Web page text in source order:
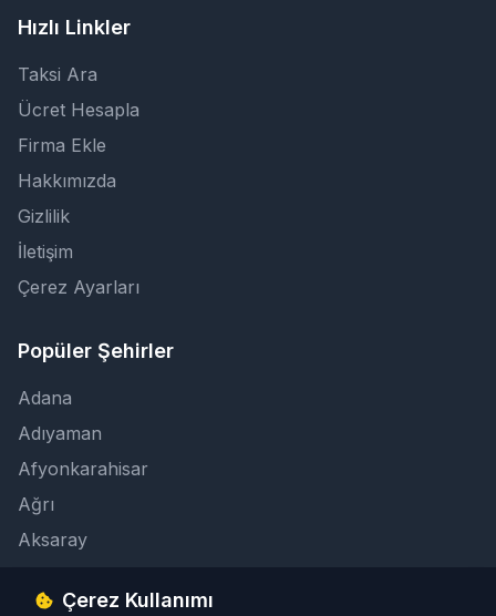
Hızlı Linkler
Taksi Ara
Ücret Hesapla
Firma Ekle
Hakkımızda
Gizlilik
İletişim
Çerez Ayarları
Popüler Şehirler
Adana
Adıyaman
Afyonkarahisar
Ağrı
Aksaray
İletişimÇerez Kullanımı